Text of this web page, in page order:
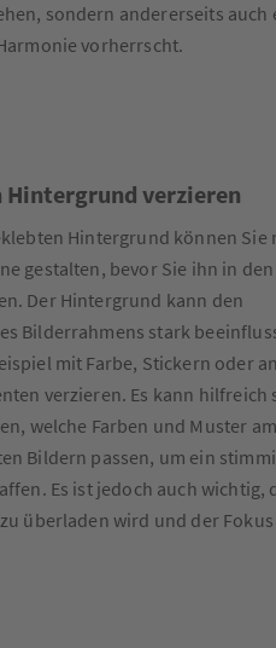
sondern andererseits auch
vorherrscht.
Hintergrund verzieren
Hintergrund können Sie
gestalten, bevor Sie ihn in den
Der Hintergrund kann den
Bilderrahmens stark
mit Farbe, Stickern oder
verzieren. Es kann hilfreich
welche Farben und Muster
Bildern passen, um ein
Es ist jedoch auch wichtig,
überladen wird und der